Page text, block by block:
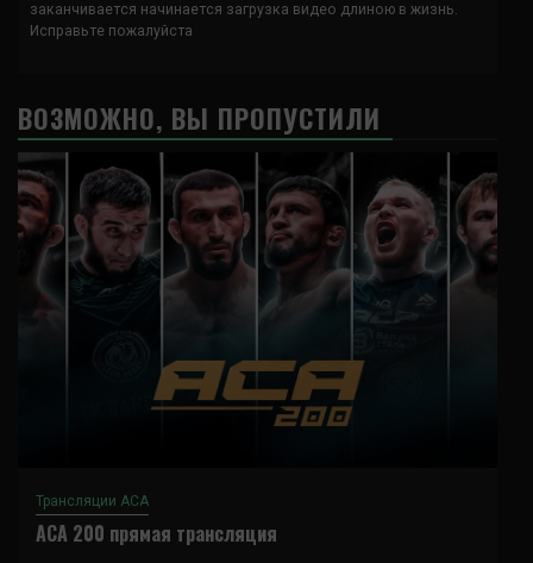
заканчивается начинается загрузка видео длиною в жизнь.
Исправьте пожалуйста
ВОЗМОЖНО, ВЫ ПРОПУСТИЛИ
Трансляции ACA
ACA 200 прямая трансляция